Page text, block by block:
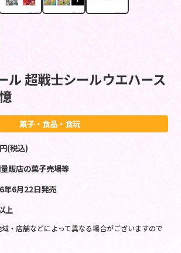
ル 超戦士シールウエハース
菓子・食品・食玩
(税込)
販店の菓子売場等
年6月22日発売
上
・店舗などによって異なる場合がございますので